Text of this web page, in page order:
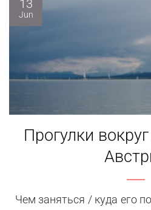
Прогулки
Чем заняться / куда его
13
Jun